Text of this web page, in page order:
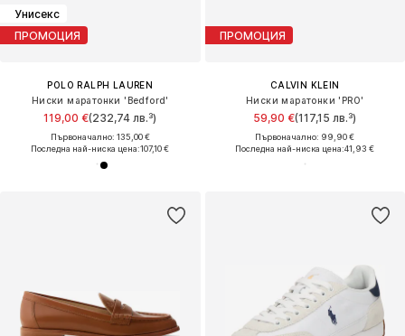
Унисекс
ПРОМОЦИЯ
POLO RALPH LAUREN
Ниски маратонки 'Bedford'
119,00 €(232,74 лв.³)
Първоначално: 135,00 €
Последна най-ниска цена:107,10 €
ПРОМОЦИЯ
CALVIN KLEIN
Ниски маратонки 'PRO'
59,90 €(117,15 лв.³)
Първоначално: 99,90 €
Последна най-ниска цена:41,93 €